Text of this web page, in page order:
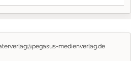
medienverlag.de